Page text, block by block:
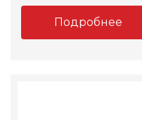
Подробнее